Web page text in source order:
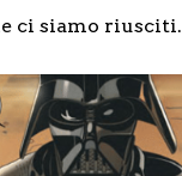
ci siamo riusciti.